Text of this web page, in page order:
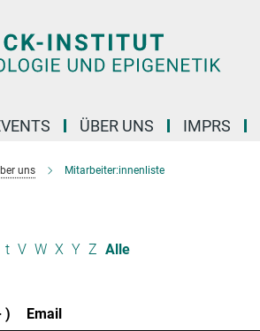
ÜBER UNS IMPRS
uns Mitarbeiter:innenliste
t V W X Y Z Alle
)
Email